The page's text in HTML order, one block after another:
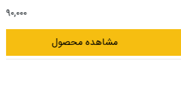
مشاهده محصول